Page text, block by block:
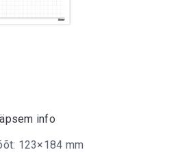
info
123×184 mm